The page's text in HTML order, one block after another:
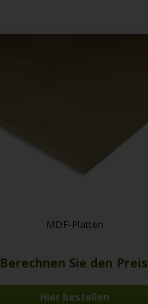
MDF-Platten
Berechnen Sie den Preis
Hier bestellen